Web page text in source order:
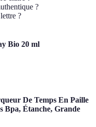
?
?
Bio 20 ml
De Temps En Paille
Bpa, Étanche, Grande